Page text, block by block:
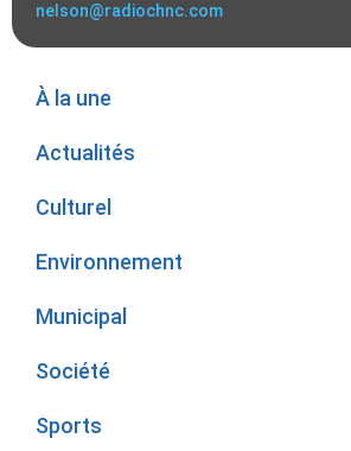
nelson@radiochnc.com
À la une
Actualités
Culturel
Environnement
Municipal
Société
Sports